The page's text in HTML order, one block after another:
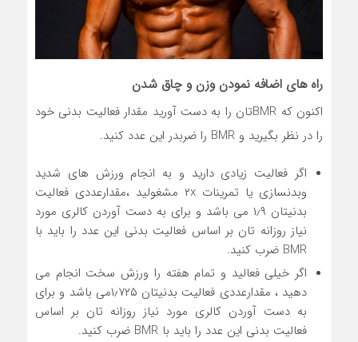
راه های اضافه نمودن وزن و چاق شدن
اکنون که BMRتان را به دست آورید مقدار فعالیت بدنی خود
را در نظر بگیرید و BMR را ضربدر این عدد کنید.
اگر فعالیت زیادی دارید و به انجام ورزش های شدید
وبدنسازی یا تمرینات ۲x مشغولید ،مقدارعددی فعالیت
بدنیتان ۱٫۹ می باشد و برای به دست آوردن کالری مورد
نیاز روزانه تان بر اساس فعالیت بدنی این عدد را باید با
BMR ضرب کنید.
اگر خیلی فعالید و تمام هفته را ورزش سخت انجام می
دهید ، مقدارعددی فعالیت بدنیتان ۱٫۷۲۵می باشد و برای
به دست آوردن کالری مورد نیاز روزانه تان بر اساس
فعالیت بدنی این عدد را باید با BMR ضرب کنید.